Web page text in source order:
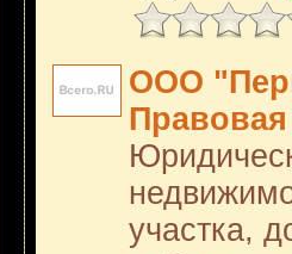
ООО
участка,